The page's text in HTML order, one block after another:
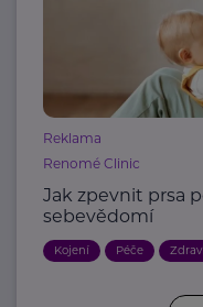
Reklama
Renomé Clinic
Jak zpevnit prsa
sebevědomí
Kojení Péče